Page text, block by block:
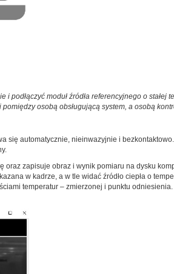
podłączyć moduł źródła referencyjnego o stałej
osobą obsługującą system, a osobą
się automatycznie, nieinwazyjnie i bezkontaktowo.
zapisuje obraz i wynik pomiaru na dysku
w kadrze, a w tle widać źródło ciepła o
temperatur – zmierzonej i punktu odniesienia.